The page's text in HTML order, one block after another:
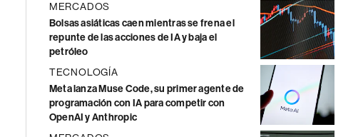
MERCADOS
Bolsas asiáticas caen mientras se frena el
repunte de las acciones de IA y baja el
petróleo
TECNOLOGÍA
Meta lanza Muse Code, su primer agente de
programación con IA para competir con
OpenAI y Anthropic